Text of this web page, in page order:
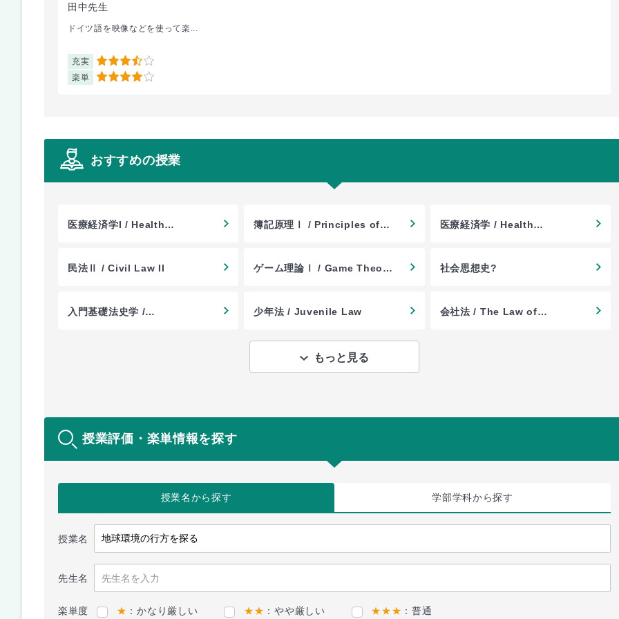
田中先生
ドイツ語を映像などを使って楽...
充実 3.5
楽単 4
おすすめの授業
医療経済学I / Health
簿記原理Ⅰ / Principles of
医療経済学 / Health
民法Ⅱ / Civil Law II
ゲーム理論Ⅰ / Game Theory
社会思想史?
入門基礎法史学 /
少年法 / Juvenile Law
会社法 / The Law of
もっと見る
授業評価・楽単情報を探す
授業名から探す 学部学科から探す
授業名
先生名
楽単度 ★ ：かなり厳しい ★★ ：やや厳しい ★★★ ：普通